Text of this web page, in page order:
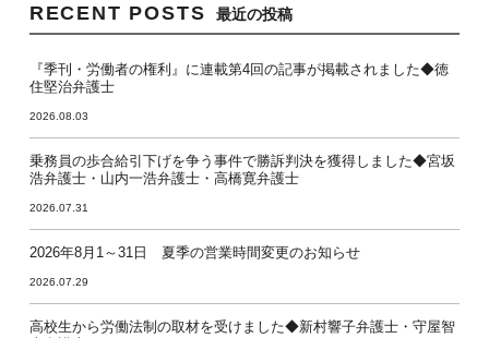
RECENT POSTS 最近の投稿
『季刊・労働者の権利』に連載第4回の記事が掲載されました◆徳
住堅治弁護士
2026.08.03
乗務員の歩合給引下げを争う事件で勝訴判決を獲得しました◆宮坂
浩弁護士・山内一浩弁護士・高橋寛弁護士
2026.07.31
2026年8月1～31日 夏季の営業時間変更のお知らせ
2026.07.29
高校生から労働法制の取材を受けました◆新村響子弁護士・守屋智